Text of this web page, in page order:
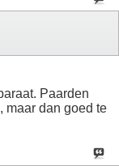
Paarden
maar dan goed te